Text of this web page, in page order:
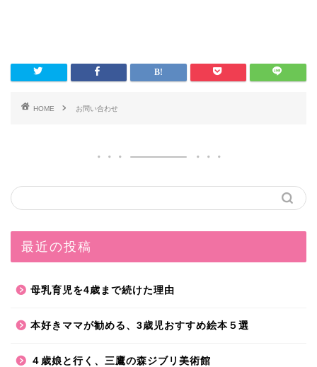
HOME お問い合わせ
最近の投稿
母乳育児を4歳まで続けた理由
本好きママが勧める、3歳児おすすめ絵本５選
４歳娘と行く、三鷹の森ジブリ美術館